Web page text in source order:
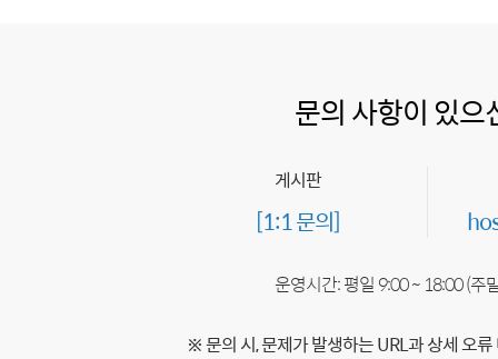
문의 사항이 있으
게시판
[1:1 문의]
운영시간: 평일 9:00 ~ 18:00 (주
※ 문의 시, 문제가 발생하는 URL과 상세 오